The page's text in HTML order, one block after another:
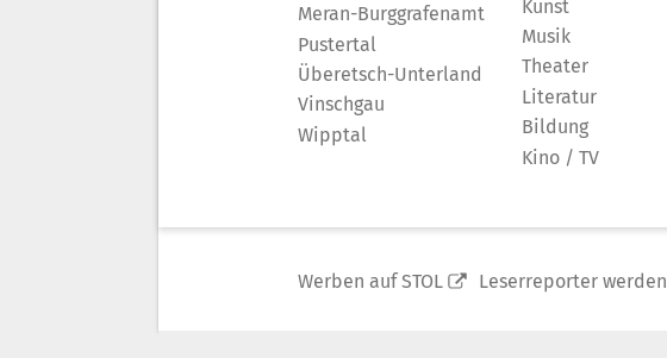
Meran-Burggrafenamt
Pustertal
Überetsch-Unterland
Vinschgau
Wipptal
Kunst
Musik
Theater
Literatur
Bildung
Kino / TV
Werben auf STOL Leserreporter werden